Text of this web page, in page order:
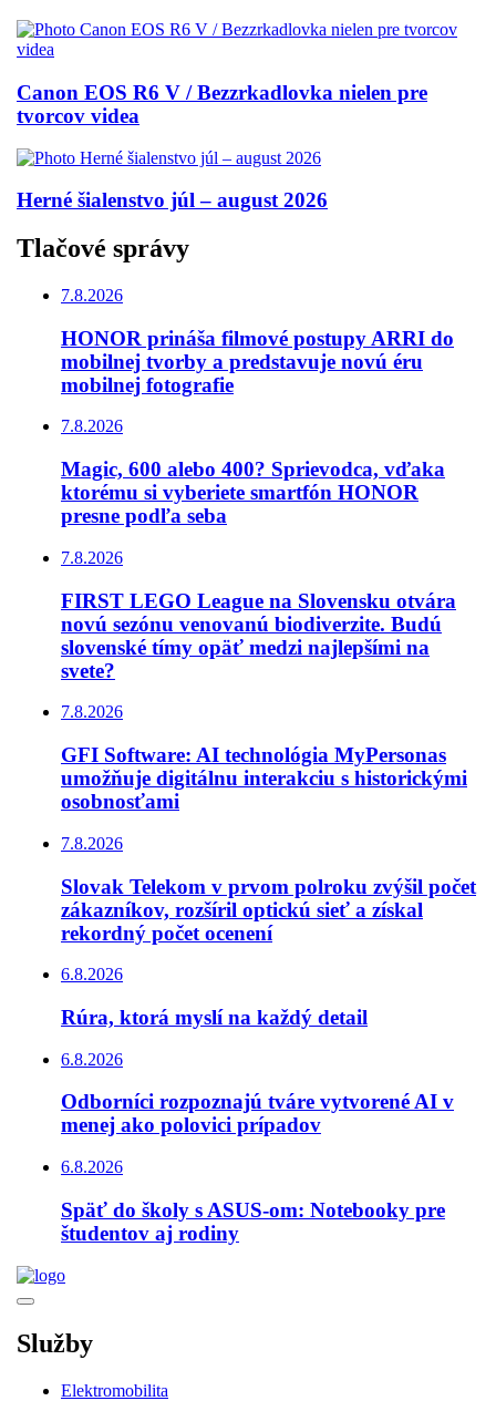
Canon EOS R6 V / Bezzrkadlovka nielen pre
tvorcov videa
Herné šialenstvo júl – august 2026
Tlačové správy
7.8.2026
HONOR prináša filmové postupy ARRI do
mobilnej tvorby a predstavuje novú éru
mobilnej fotografie
7.8.2026
Magic, 600 alebo 400? Sprievodca, vďaka
ktorému si vyberiete smartfón HONOR
presne podľa seba
7.8.2026
FIRST LEGO League na Slovensku otvára
novú sezónu venovanú biodiverzite. Budú
slovenské tímy opäť medzi najlepšími na
svete?
7.8.2026
GFI Software: AI technológia MyPersonas
umožňuje digitálnu interakciu s historickými
osobnosťami
7.8.2026
Slovak Telekom v prvom polroku zvýšil počet
zákazníkov, rozšíril optickú sieť a získal
rekordný počet ocenení
6.8.2026
Rúra, ktorá myslí na každý detail
6.8.2026
Odborníci rozpoznajú tváre vytvorené AI v
menej ako polovici prípadov
6.8.2026
Späť do školy s ASUS-om: Notebooky pre
študentov aj rodiny
Služby
Elektromobilita